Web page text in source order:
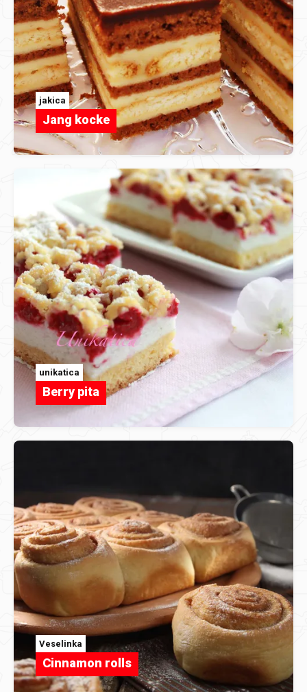
jakica
Jang kocke
unikatica
Berry pita
Veselinka
Cinnamon rolls